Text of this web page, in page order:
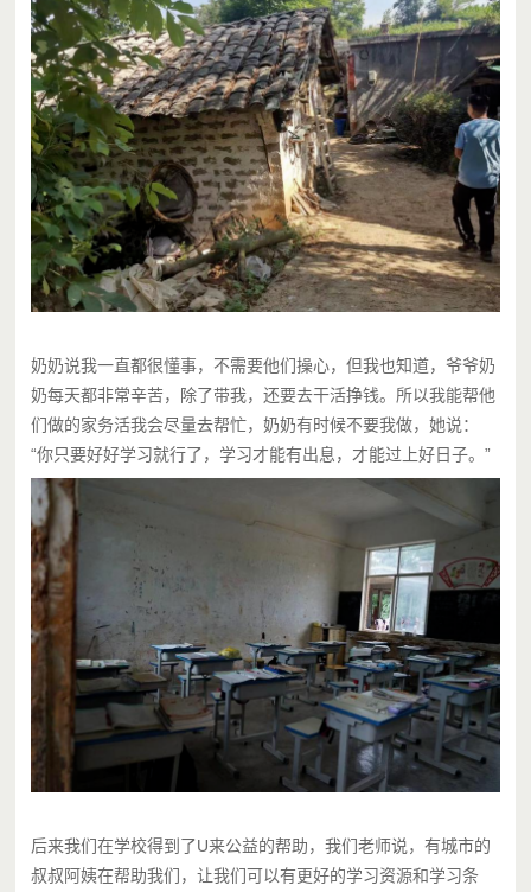
奶奶说我一直都很懂事，不需要他们操心，但我也知道，爷爷奶
奶每天都非常辛苦，除了带我，还要去干活挣钱。所以我能帮他
们做的家务活我会尽量去帮忙，奶奶有时候不要我做，她说：
“你只要好好学习就行了，学习才能有出息，才能过上好日子。”
后来我们在学校得到了U来公益的帮助，我们老师说，有城市的
叔叔阿姨在帮助我们，让我们可以有更好的学习资源和学习条